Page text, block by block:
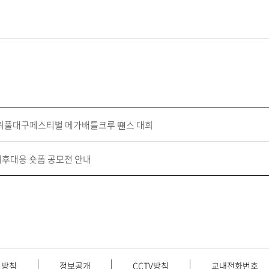
풀대구페스티벌 메가배틀크루 떈스 대회
대응 숏폼 공모전 안내
침 정보공개 CCTV방침 교내전화번호